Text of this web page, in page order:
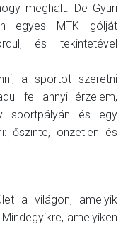
meghalt. De Gyuri
egyes MTK gólját
és tekintetével
a sportot szeretni
fel annyi érzelem,
sportpályán és egy
őszinte, önzetlen és
a világon, amelyik
amelyiken